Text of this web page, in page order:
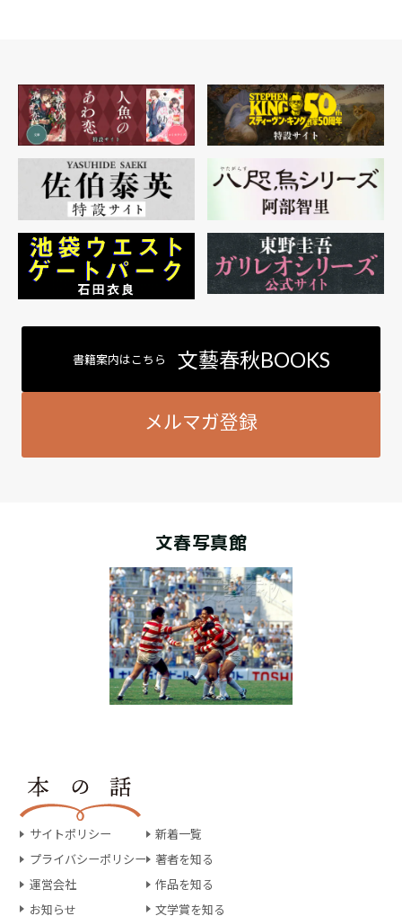
書籍案内はこちら 文藝春秋BOOKS
メルマガ登録
文春写真館
サイトポリシー
プライバシーポリシー
運営会社
お知らせ
新着一覧
著者を知る
作品を知る
文学賞を知る